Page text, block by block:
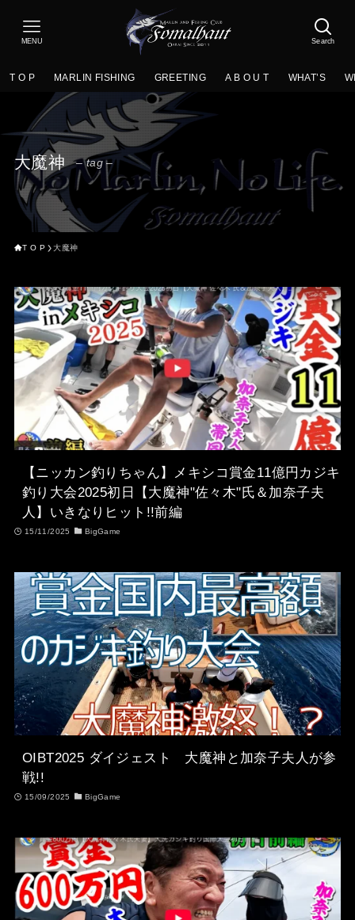
Search
MENU
T O P MARLIN FISHING GREETING A B O U T WHAT’S
大魔神 – tag –
T O P 大魔神
【ニッカン釣りちゃん】メキシコ賞金11億円カジキ
釣り大会2025初日【大魔神"佐々木"氏＆加奈子夫
人】いきなりヒット!!前編
15/11/2025 BigGame
OIBT2025 ダイジェスト 大魔神と加奈子夫人が参
戦!!
15/09/2025 BigGame